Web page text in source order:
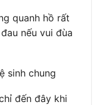
quanh hồ rất
nếu vui đùa
sinh chung
đến đây khi